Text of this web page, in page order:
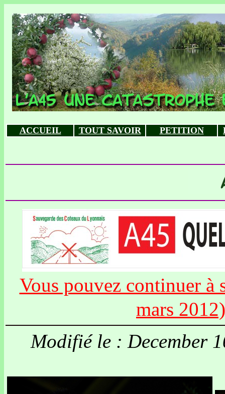
ACCUEIL TOUT SAVOIR PETITION
Vous pouvez continuer
mars 2012)
Modifié le : December